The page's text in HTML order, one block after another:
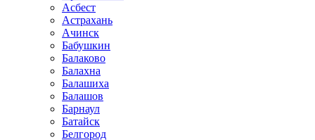
Асбест
Астрахань
Ачинск
Бабушкин
Балаково
Балахна
Балашиха
Балашов
Барнаул
Батайск
Белгород